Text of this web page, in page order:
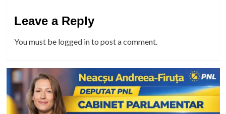
Leave a Reply
You must be logged into post a comment.